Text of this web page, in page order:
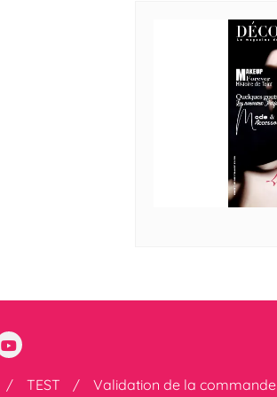
TEST Validation de la commande